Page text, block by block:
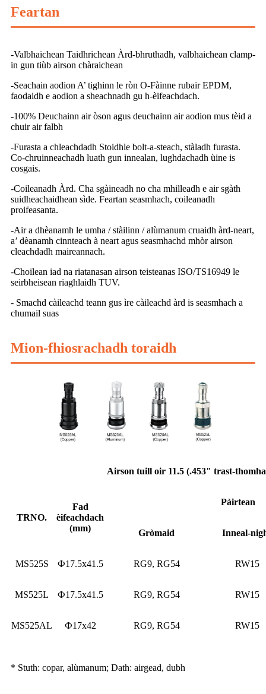
Feartan
-Valbhaichean Taidhrichean Àrd-bhruthadh, valbhaichean clamp-
in gun tiùb airson chàraichean
-Seachain aodion A’ tighinn le ròn O-Fàinne rubair EPDM,
faodaidh e aodion a sheachnadh gu h-èifeachdach.
-100% Deuchainn air òson agus deuchainn air aodion mus tèid a
chuir air falbh
-Furasta a chleachdadh Stoidhle bolt-a-steach, stàladh furasta.
Co-chruinneachadh luath gun innealan, lughdachadh ùine is
cosgais.
-Coileanadh Àrd. Cha sgàineadh no cha mhilleadh e air sgàth
suidheachaidhean sìde. Feartan seasmhach, coileanadh
proifeasanta.
-Air a dhèanamh le umha / stàilinn / alùmanum cruaidh àrd-neart,
a’ dèanamh cinnteach à neart agus seasmhachd mhòr airson
cleachdadh maireannach.
-Choilean iad na riatanasan airson teisteanas ISO/TS16949 le
seirbheisean riaghlaidh TUV.
- Smachd càileachd teann gus ìre càileachd àrd is seasmhach a
chumail suas
Mion-fhiosrachadh toraidh
Airson tuill oir 11.5 (.453" trast-
TRNO.
Fad
èifeachdach
(mm)
Pàirtean
Gròmaid Inneal-
MS525S Ф17.5x41.5 RG9, RG54 RW15
MS525L Ф17.5x41.5 RG9, RG54 RW15
MS525AL Ф17x42 RG9, RG54 RW15
* Stuth: copar, alùmanum; Dath: airgead, dubh